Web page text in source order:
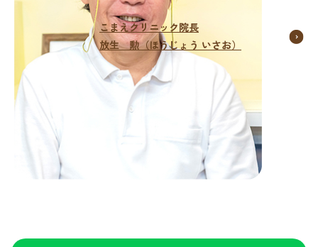
こまえクリニック院長
放生 勲（ほうじょう いさお）